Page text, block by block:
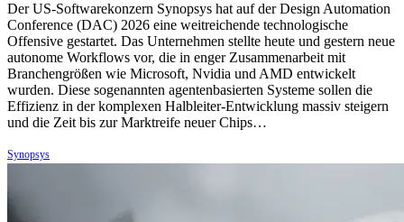
Der US-Softwarekonzern Synopsys hat auf der Design Automation
Conference (DAC) 2026 eine weitreichende technologische
Offensive gestartet. Das Unternehmen stellte heute und gestern neue
autonome Workflows vor, die in enger Zusammenarbeit mit
Branchengrößen wie Microsoft, Nvidia und AMD entwickelt
wurden. Diese sogenannten agentenbasierten Systeme sollen die
Effizienz in der komplexen Halbleiter-Entwicklung massiv steigern
und die Zeit bis zur Marktreife neuer Chips…
Synopsys